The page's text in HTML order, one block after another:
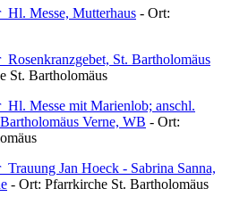
Hl. Messe, Mutterhaus - Ort:
Rosenkranzgebet, St. Bartholomäus
St. Bartholomäus
Hl. Messe mit Marienlob; anschl.
Verne, WB - Ort:
Trauung Jan Hoeck - Sabrina Sanna,
- Ort: Pfarrkirche St. Bartholomäus